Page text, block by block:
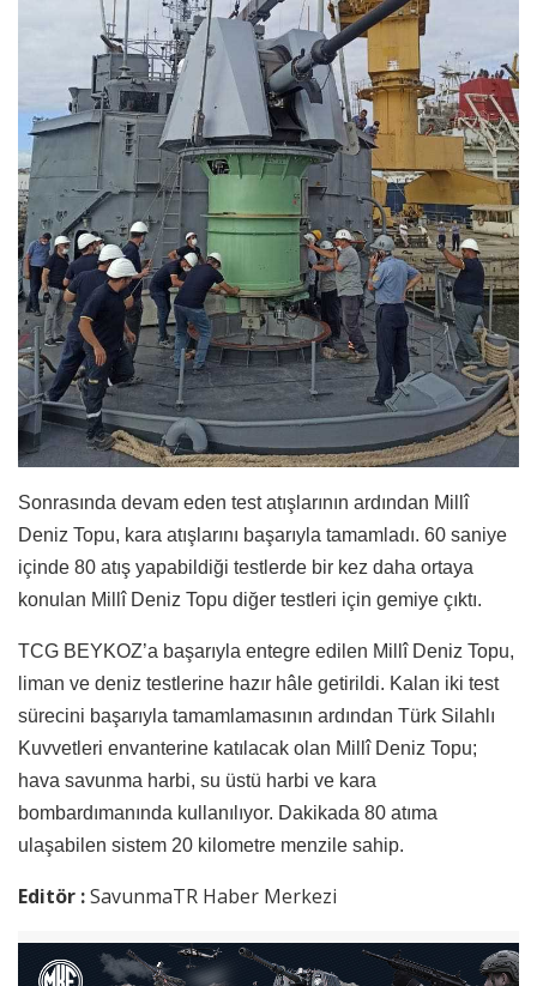
Sonrasında devam eden test atışlarının ardından Millî
Deniz Topu, kara atışlarını başarıyla tamamladı. 60 saniye
içinde 80 atış yapabildiği testlerde bir kez daha ortaya
konulan Millî Deniz Topu diğer testleri için gemiye çıktı.
TCG BEYKOZ’a başarıyla entegre edilen Millî Deniz Topu,
liman ve deniz testlerine hazır hâle getirildi. Kalan iki test
sürecini başarıyla tamamlamasının ardından Türk Silahlı
Kuvvetleri envanterine katılacak olan Millî Deniz Topu;
hava savunma harbi, su üstü harbi ve kara
bombardımanında kullanılıyor. Dakikada 80 atıma
ulaşabilen sistem 20 kilometre menzile sahip.
Editör :SavunmaTR Haber Merkezi